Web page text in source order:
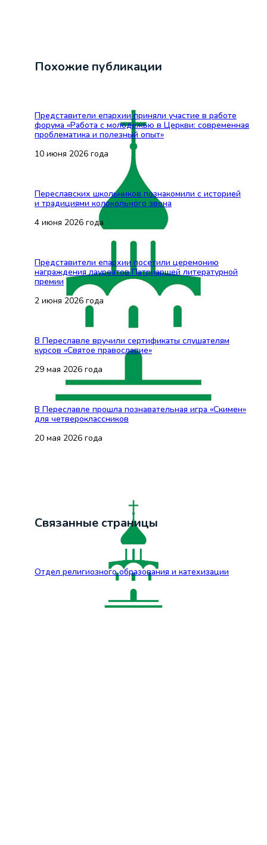
Похожие публикации
Представители епархии приняли участие в работе
форума «Работа с молодёжью в Церкви: современная
проблематика и полезный опыт»
10 июня 2026 года
Переславских школьников познакомили с историей
и традициями колокольного звона
4 июня 2026 года
Представители епархии посетили церемонию
награждения лауреатов Патриаршей литературной
премии
2 июня 2026 года
В Переславле вручили сертификаты слушателям
курсов «Святое православие»
29 мая 2026 года
В Переславле прошла познавательная игра «Скимен»
для четвероклассников
20 мая 2026 года
Связанные страницы
Отдел религиозного образования и катехизации